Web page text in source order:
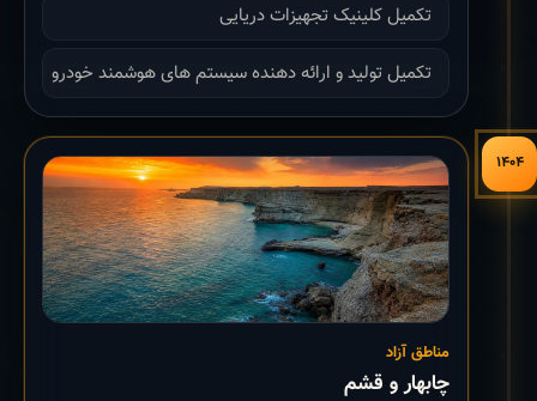
تکمیل کلینیک تجهیزات دریایی
تکمیل تولید و ارائه دهنده سیستم های هوشمند خودرو
۱۴۰۴
مناطق آزاد
چابهار و قشم